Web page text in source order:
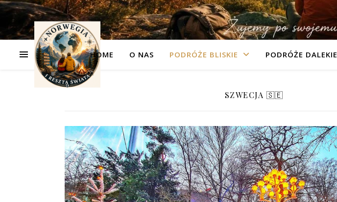
HOME O NAS PODRÓŻE BLISKIE PODRÓŻE DALEKIE
SZWECJA 🇸🇪